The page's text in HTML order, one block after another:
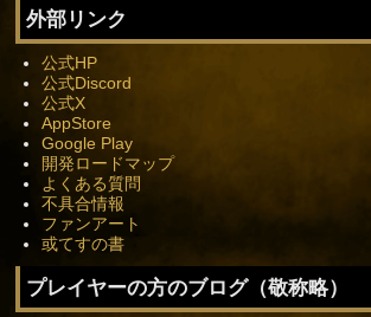
外部リンク
公式HP
公式Discord
公式X
AppStore
Google Play
開発ロードマップ
よくある質問
不具合情報
ファンアート
或てすの書
プレイヤーの方のブログ（敬称略）